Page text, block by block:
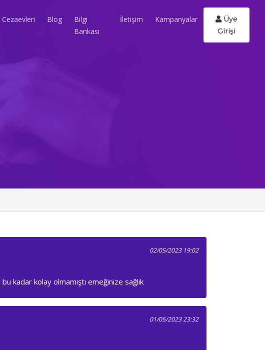
Cezaevleri Blog
Bilgi
Bankası
İletişim Kampanyalar
Üye
Girişi
02/05/2023 19:02
kadar kolay olmamıştı emeğinize sağlık
01/05/2023 23:32